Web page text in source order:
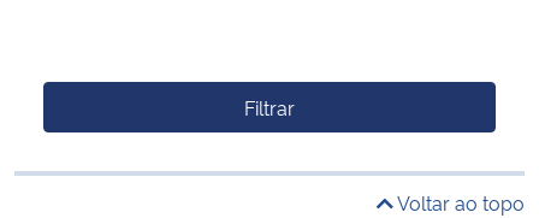
Filtrar
Voltar ao topo